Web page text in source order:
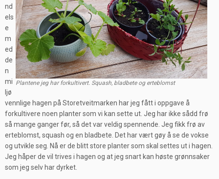
Plantene jeg har forkultivert. Squash, bladbete og erteblomst
nd
els
e
m
ed
de
n
mi
ljø
vennlige hagen på Storetveitmarken har jeg fått i oppgave å
forkultivere noen planter som vi kan sette ut. Jeg har ikke sådd frø
så mange ganger før, så det var veldig spennende. Jeg fikk frø av
erteblomst, squash og en bladbete. Det har vært gøy å se de vokse
og utvikle seg. Nå er de blitt store planter som skal settes ut i hagen.
Jeg håper de vil trives i hagen og at jeg snart kan høste grønnsaker
som jeg selv har dyrket.